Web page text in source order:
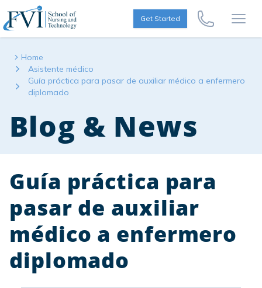
Skip to content
FVI School of Nursing
Get Started
Call Us Now
Home
Asistente médico
Guía práctica para pasar de auxiliar médico a enfermero
diplomado
Blog & News
Guía práctica para
pasar de auxiliar
médico a enfermero
diplomado